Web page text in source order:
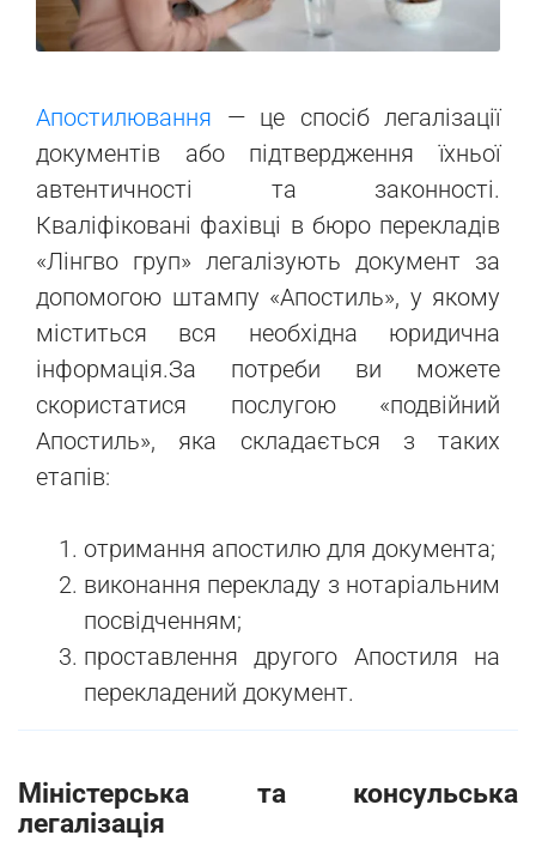
Апостилювання — це спосіб легалізації
документів або підтвердження їхньої
автентичності та законності.
Кваліфіковані фахівці в бюро перекладів
«Лінгво груп» легалізують документ за
допомогою штампу «Апостиль», у якому
міститься вся необхідна юридична
інформація.За потреби ви можете
скористатися послугою «подвійний
Апостиль», яка складається з таких
етапів:
отримання апостилю для документа;
виконання перекладу з нотаріальним
посвідченням;
проставлення другого Апостиля на
перекладений документ.
Міністерська та консульська
легалізація